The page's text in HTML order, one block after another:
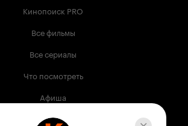
Кинопоиск PRO
Все фильмы
Все сериалы
Что посмотреть
Афиша
Музыка